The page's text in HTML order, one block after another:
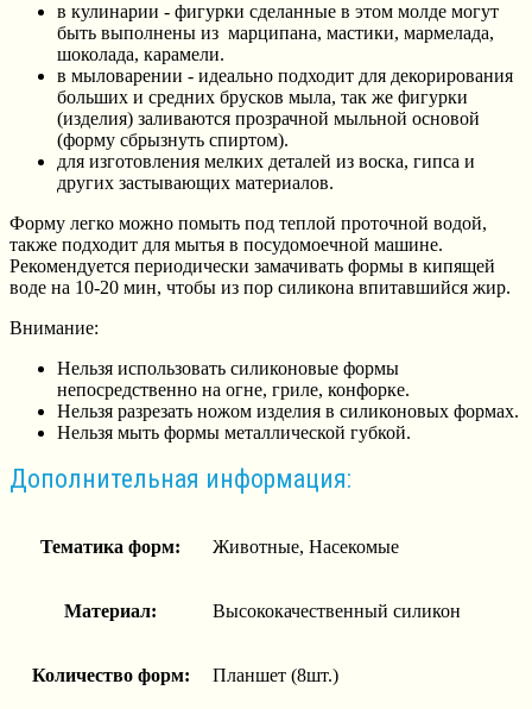
в кулинарии - фигурки сделанные в этом молде могут
быть выполнены из марципана, мастики, мармелада,
шоколада, карамели.
в мыловарении - идеально подходит для декорирования
больших и средних брусков мыла, так же фигурки
(изделия) заливаются прозрачной мыльной основой
(форму сбрызнуть спиртом).
для изготовления мелких деталей из воска, гипса и
других застывающих материалов.
Форму легко можно помыть под теплой проточной водой,
также подходит для мытья в посудомоечной машине.
Рекомендуется периодически замачивать формы в кипящей
воде на 10-20 мин, чтобы из пор силикона впитавшийся жир.
Внимание:
Нельзя использовать силиконовые формы
непосредственно на огне, гриле, конфорке.
Нельзя разрезать ножом изделия в силиконовых формах.
Нельзя мыть формы металлической губкой.
Дополнительная информация:
Тематика форм: Животные, Насекомые
Материал: Высококачественный силикон
Количество форм: Планшет (8шт.)